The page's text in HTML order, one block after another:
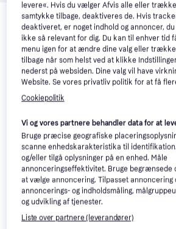
Relaterede produkter
Se vores forslag til andre produkter, der
interesser. Vis alle
levere«. Hvis du vælger Afvis alle eller
samtykke tilbage, deaktiveres de. Hvis
deaktiveret, er noget indhold og annoncer, du
ikke så relevant for dig. Du kan til enhver tid
menu igen for at ændre dine valg eller
tilbage når som helst ved at klikke
nederst på websiden. Dine valg vil have
Website. Se vores privatliv politik for at få
Cookiepolitik
Vi og vores partnere behandler data for at
Bruge præcise geografiske
scanne enhedskarakteristika til
og/eller tilgå oplysninger på en enhed. Måle
annonceringseffektivitet. Bruge begrænsede
at vælge annoncering. Tilpasset annoncering
annoncerings- og indholdsmåling,
og udvikling af tjenester.
Liste over partnere (leverandører)